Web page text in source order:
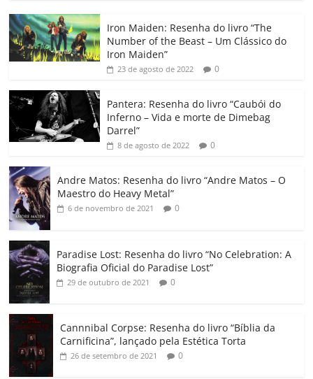
c
e
b
o
o
k
itt
er
at
s
A
p
e
dI
gl
e
Cl
a
ss
ro
o
p
y
Li
k
m
p
h
ar
Iron Maiden: Resenha do livro “The
Number of the Beast – Um Clássico do
Iron Maiden”
23 de agosto de 2022 0
Pantera: Resenha do livro “Caubói do
Inferno – Vida e morte de Dimebag
Darrel”
8 de agosto de 2022 0
Andre Matos: Resenha do livro “Andre Matos – O
Maestro do Heavy Metal”
6 de novembro de 2021 0
Paradise Lost: Resenha do livro “No Celebration: A
Biografia Oficial do Paradise Lost”
29 de outubro de 2021 0
Cannnibal Corpse: Resenha do livro “Bíblia da
Carnificina”, lançado pela Estética Torta
26 de setembro de 2021 0